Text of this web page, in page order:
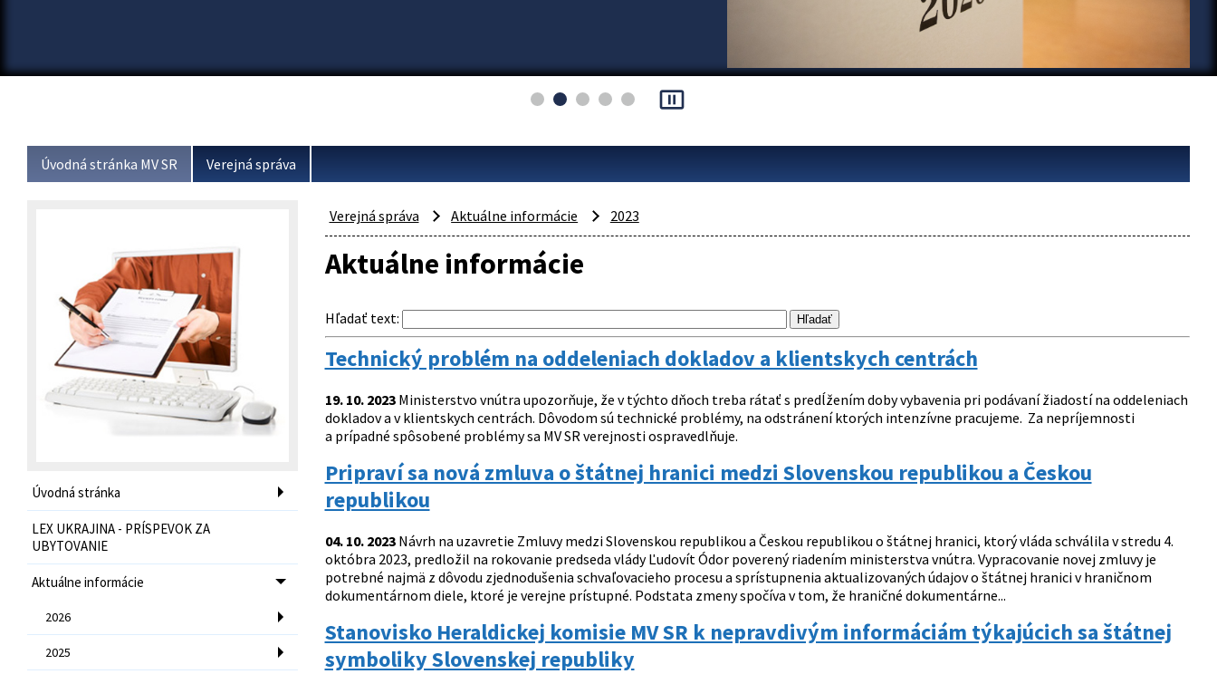
pause_presentation
Úvodná stránka MV SR Verejná správa
Úvodná stránka
LEX UKRAJINA - PRÍSPEVOK ZA
UBYTOVANIE
Aktuálne informácie
2026
2025
Verejná správa Aktuálne informácie 2023
Aktuálne informácie
Hľadať text:
Technický problém na oddeleniach dokladov a klientskych centrách
19. 10. 2023Ministerstvo vnútra upozorňuje, že v týchto dňoch treba rátať s predĺžením doby vybavenia pri podávaní žiadostí na oddeleniach
dokladov a v klientskych centrách. Dôvodom sú technické problémy, na odstránení ktorých intenzívne pracujeme. Za nepríjemnosti
a prípadné spôsobené problémy sa MV SR verejnosti ospravedlňuje.
Pripraví sa nová zmluva o štátnej hranici medzi Slovenskou republikou a Českou
republikou
04. 10. 2023Návrh na uzavretie Zmluvy medzi Slovenskou republikou a Českou republikou o štátnej hranici, ktorý vláda schválila v stredu 4.
októbra 2023, predložil na rokovanie predseda vlády Ľudovít Ódor poverený riadením ministerstva vnútra. Vypracovanie novej zmluvy je
potrebné najmä z dôvodu zjednodušenia schvaľovacieho procesu a sprístupnenia aktualizovaných údajov o štátnej hranici v hraničnom
dokumentárnom diele, ktoré je verejne prístupné. Podstata zmeny spočíva v tom, že hraničné dokumentárne...
Stanovisko Heraldickej komisie MV SR k nepravdivým informáciám týkajúcich sa štátnej
symboliky Slovenskej republiky